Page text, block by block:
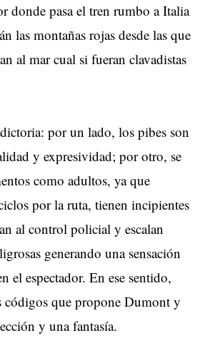
donde pasa el tren rumbo a Italia
las montañas rojas desde las que
al mar cual si fueran clavadistas
por un lado, los pibes son
y expresividad; por otro, se
como adultos, ya que
por la ruta, tienen incipientes
al control policial y escalan
generando una sensación
el espectador. En ese sentido,
códigos que propone Dumont y
y una fantasía.